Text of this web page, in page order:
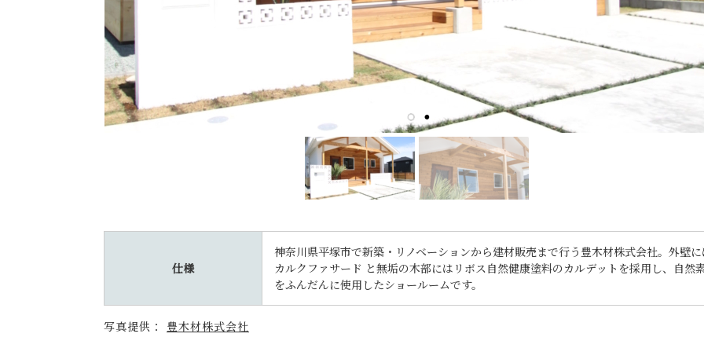
仕様
神奈川県平塚市で新築・リノベーションから建材販売まで行う豊木材株式会社。外壁
カルクファサード と無垢の木部にはリボス自然健康塗料のカルデットを採用し、自然
をふんだんに使用したショールームです。
写真提供： 豊木材株式会社